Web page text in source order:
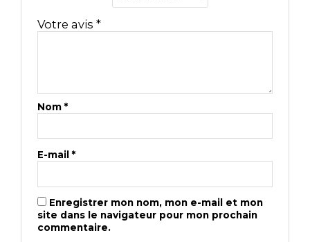
Votre avis *
Nom *
E-mail *
Enregistrer mon nom, mon e-mail et mon
site dans le navigateur pour mon prochain
commentaire.